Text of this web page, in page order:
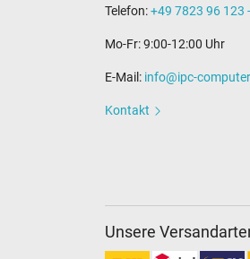
Telefon:+49 7823 96 123
Mo-Fr: 9:00-12:00 Uhr
E-Mail: info@ipc-
Kontakt
Unsere